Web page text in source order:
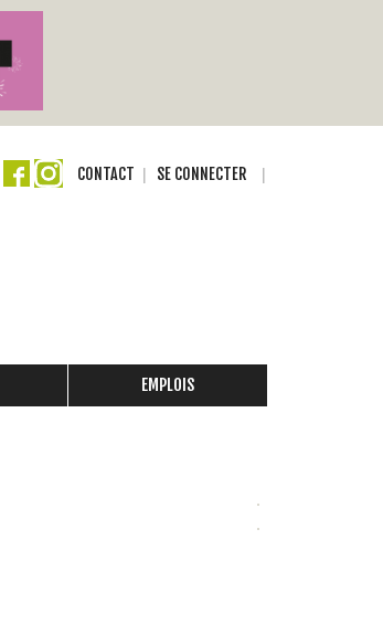
CONTACT SE CONNECTER
EMPLOIS